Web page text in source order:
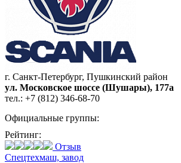
г. Санкт-Петербург, Пушкинский район
ул. Московское шоссе (Шушары), 177а
тел.: +7 (812) 346-68-70
Официальные группы:
Рейтинг:
Отзыв
Спецтехмаш, завод